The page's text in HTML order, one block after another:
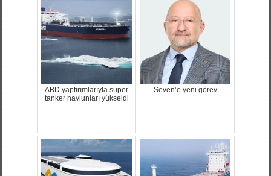
ABD yaptırımlarıyla süper
tanker navlunları yükseldi
Seven’e yeni görev